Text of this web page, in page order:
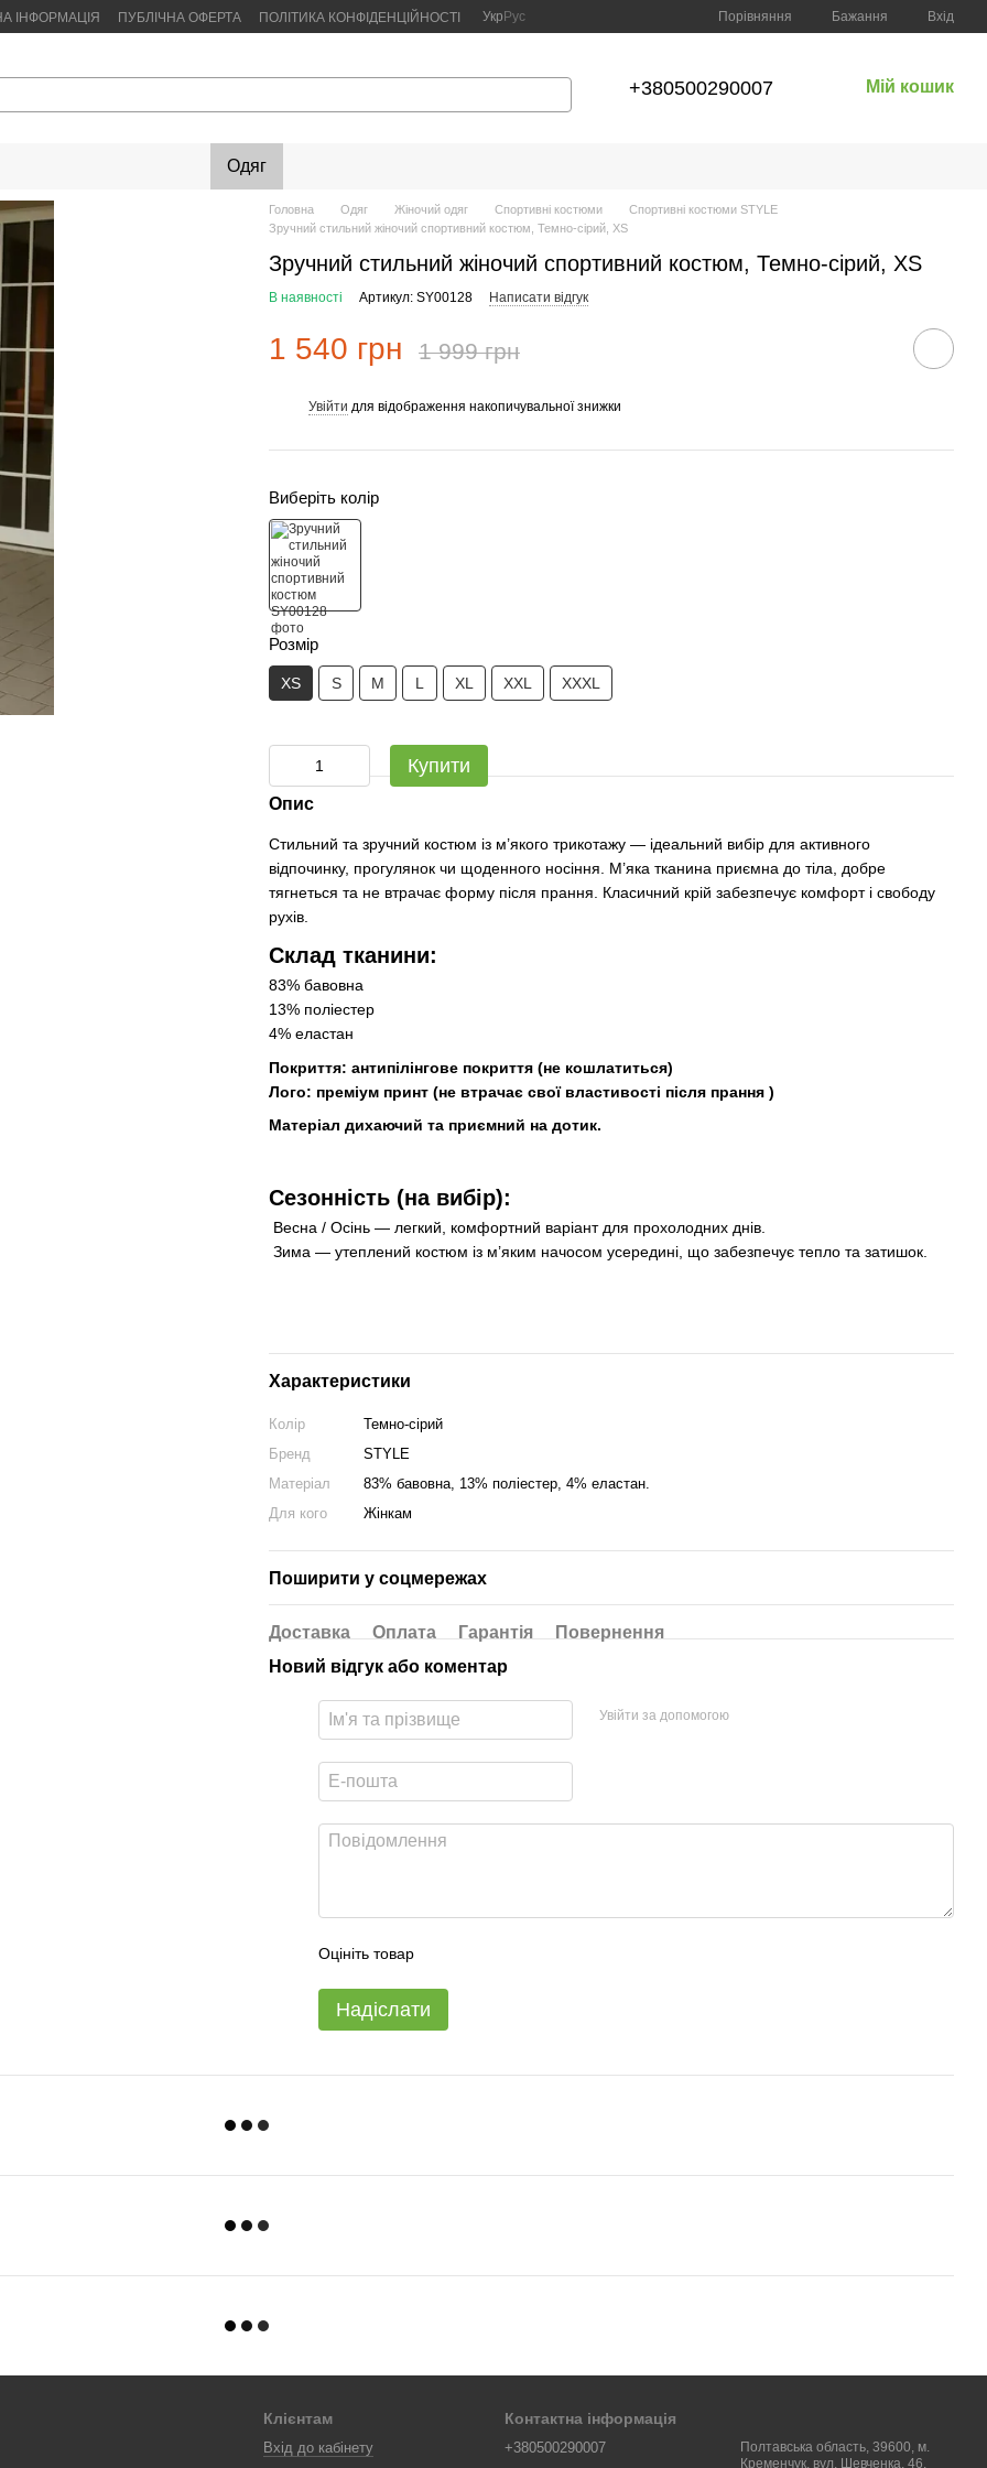
ІНФОРМАЦІЯ ПУБЛІЧНА ОФЕРТА ПОЛІТИКА КОНФІДЕНЦІЙНОСТІ Укр Рус Порівняння Бажання Вхід
+380500290007 Мій кошик
Одяг
Головна Одяг Жіночий одяг Спортивні костюми
Спортивні костюми STYLE
Зручний стильний жіночий спортивний костюм, Темно-сірий, XS
Зручний стильний жіночий спортивний костюм, Темно-сірий, XS
В наявності Артикул: SY00128 Написати відгук
1 540 грн 1 999 грн
Увійти для відображення накопичувальної знижки
Виберіть колір
Розмір
XS S M L XL XXL XXXL
Купити
Опис
Стильний та зручний костюм із м’якого трикотажу — ідеальний вибір для активного
відпочинку, прогулянок чи щоденного носіння. М’яка тканина приємна до тіла, добре
тягнеться та не втрачає форму після прання. Класичний крій забезпечує комфорт і свободу
рухів.
Склад тканини:
83% бавовна
13% поліестер
4% еластан
Покриття: антипілінгове покриття (не кошлатиться)
Лого: преміум принт (не втрачає свої властивості після прання )
Матеріал дихаючий та приємний на дотик.
Сезонність (на вибір):
Весна / Осінь — легкий, комфортний варіант для прохолодних днів.
Зима — утеплений костюм із м’яким начосом усередині, що забезпечує тепло та затишок.
Характеристики
Колір
Темно-сірий
Бренд
STYLE
Матеріал
83% бавовна, 13% поліестер, 4% еластан.
Для кого
Жінкам
Поширити у соцмережах
Доставка Оплата Гарантія
Повернення
Новий відгук або коментар
Увійти за допомогою
Оцініть товар
Надіслати
Клієнтам
Вхід до кабінету
Контактна інформація
+380500290007
Полтавська область, 39600, м.
Кременчук, вул. Шевченка, 46.